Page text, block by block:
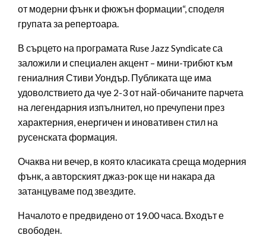
от модерни фънк и фюжън формации“, споделя
групата за репертоара.
В сърцето на програмата Ruse Jazz Syndicate са
заложили и специален акцент – мини-трибют към
гениалния Стиви Уондър. Публиката ще има
удоволствието да чуе 2-3 от най-обичаните парчета
на легендарния изпълнител, но пречупени през
характерния, енергичен и иновативен стил на
русенската формация.
Очаква ни вечер, в която класиката среща модерния
фънк, а авторският джаз-рок ще ни накара да
затанцуваме под звездите.
Началото е предвидено от 19.00 часа. Входът е
свободен.